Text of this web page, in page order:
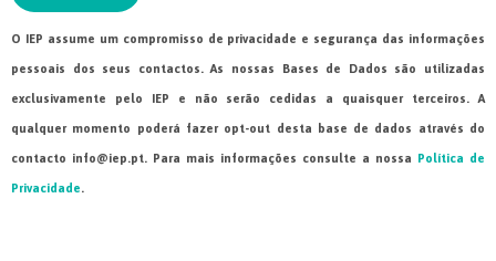
O IEP assume um compromisso de privacidade e segurança das informações
pessoais dos seus contactos. As nossas Bases de Dados são utilizadas
exclusivamente pelo IEP e não serão cedidas a quaisquer terceiros. A
qualquer momento poderá fazer opt-out desta base de dados através do
contacto info@iep.pt. Para mais informações consulte a nossa Política de
Privacidade.